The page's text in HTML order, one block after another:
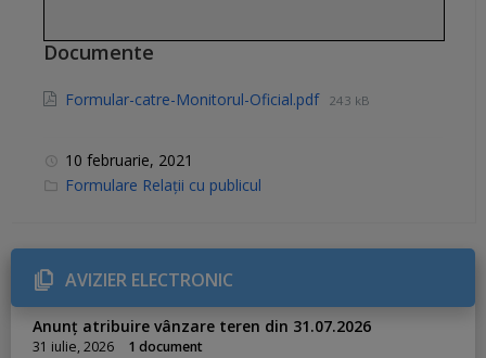
Documente
Formular-catre-Monitorul-Oficial.pdf 243 kB
10 februarie, 2021
C
g
r
i
e
s
Formulare Relații cu publicul
AVIZIER ELECTRONIC
Anunț atribuire vânzare teren din 31.07.2026
31 iulie, 2026 1 document